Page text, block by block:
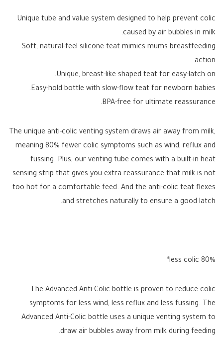
Unique tube and value system designed to help prevent colic
caused by air bubbles in milk.
Soft, natural-feel silicone teat mimics mums breastfeeding
action.
Unique, breast-like shaped teat for easy-latch on.
Easy-hold bottle with slow-flow teat for newborn babies.
BPA-free for ultimate reassurance.
The unique anti-colic venting system draws air away from milk,
meaning 80% fewer colic symptoms such as wind, reflux and
fussing. Plus, our venting tube comes with a built-in heat
sensing strip that gives you extra reassurance that milk is not
too hot for a comfortable feed. And the anti-colic teat flexes
and stretches naturally to ensure a good latch.
80% less colic*
The Advanced Anti-Colic bottle is proven to reduce colic
symptoms for less wind, less reflux and less fussing. The
Advanced Anti-Colic bottle uses a unique venting system to
draw air bubbles away from milk during feeding.